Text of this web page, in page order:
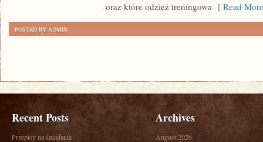
oraz które odzież treningowa [ Read
POSTED BY ADMIN
Recent Posts
Przepisy na śniadania
Archives
August 2026